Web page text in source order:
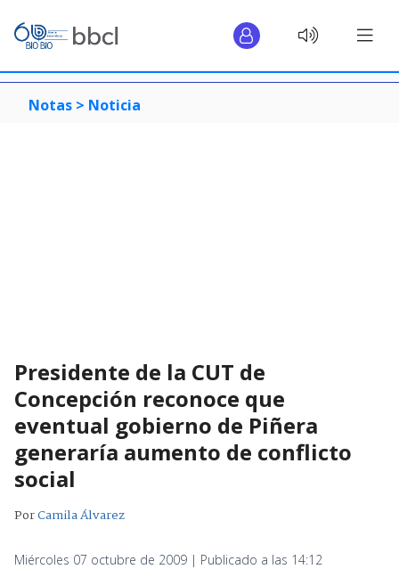
Notas > Noticia
Presidente de la CUT de
Concepción reconoce que
eventual gobierno de Piñera
generaría aumento de conflicto
social
PorCamila Álvarez
Miércoles 07 octubre de 2009 | Publicado a las 14:12